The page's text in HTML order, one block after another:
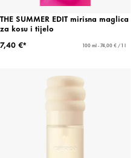
THE SUMMER EDIT mirisna maglica
za kosu i tijelo
7,40 €*
100 ml - 74,00 € / 1 l